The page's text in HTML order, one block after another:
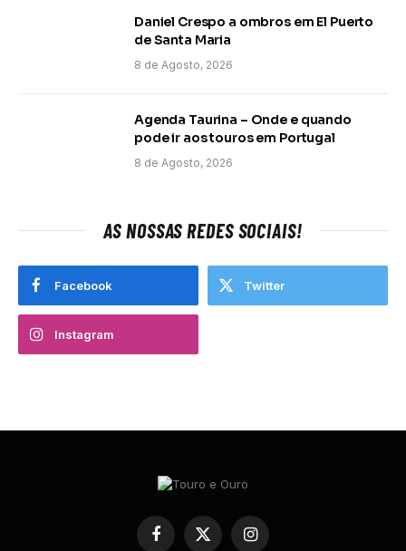
Daniel Crespo a ombros em El Puerto
de Santa Maria
8 de Agosto, 2026
Agenda Taurina – Onde e quando
pode ir aos touros em Portugal
8 de Agosto, 2026
AS NOSSAS REDES SOCIAIS!
Facebook Twitter
Instagram
Facebook
X Instagram